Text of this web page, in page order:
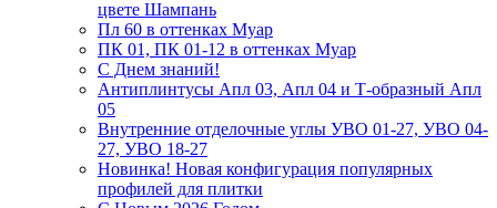
цвете Шампань
Пл 60 в оттенках Муар
ПК 01, ПК 01-12 в оттенках Муар
С Днем знаний!
Антиплинтусы Апл 03, Апл 04 и Т-образный Апл
05
Внутренние отделочные углы УВО 01-27, УВО 04-
27, УВО 18-27
Новинка! Новая конфигурация популярных
профилей для плитки